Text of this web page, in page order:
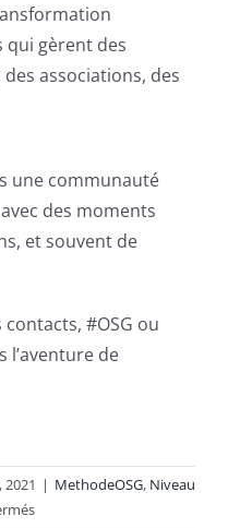
qui gèrent des
associations, des
une communauté
des moments
et souvent de
#OSG ou
l’aventure de
| MethodeOSG, Niveau
sur